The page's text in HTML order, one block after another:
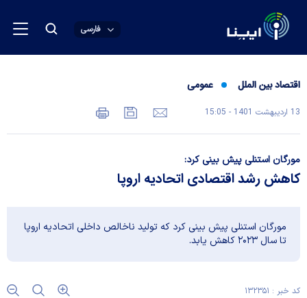
فارسی
اقتصاد بین الملل عمومی
13 ارديبهشت 1401 - 15:05
مورگان استنلی پیش بینی کرد:
کاهش رشد اقتصادی اتحادیه اروپا
مورگان استنلی پیش بینی کرد که تولید ناخالص داخلی اتحادیه اروپا
تا سال ۲۰۲۳ کاهش یابد.
کد خبر : ۱۳۲۳۵۱